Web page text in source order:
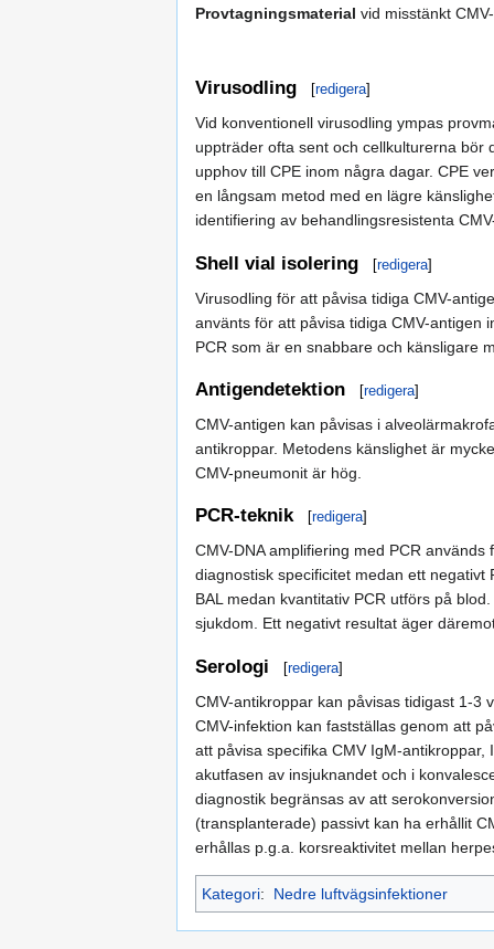
Provtagningsmaterial vid misstänkt
Virusodling [redigera]
Vid konventionell virusodling ympas
uppträder ofta sent och cellkulturerna bör
upphov till CPE inom några dagar. CPE
en långsam metod med en lägre
identifiering av behandlingsresistenta
Shell vial isolering [redigera]
Virusodling för att påvisa tidiga CMV-
använts för att påvisa tidiga CMV-antigen
PCR som är en snabbare och känsligare
Antigendetektion [redigera]
CMV-antigen kan påvisas i
antikroppar. Metodens känslighet är
CMV-pneumonit är hög.
PCR-teknik [redigera]
CMV-DNA amplifiering med PCR
diagnostisk specificitet medan ett negativt
BAL medan kvantitativ PCR utförs på
sjukdom. Ett negativt resultat äger
Serologi [redigera]
CMV-antikroppar kan påvisas tidigast 1-3
CMV-infektion kan fastställas genom att
att påvisa specifika CMV IgM-
akutfasen av insjuknandet och i
diagnostik begränsas av att
(transplanterade) passivt kan ha erhållit
erhållas p.g.a. korsreaktivitet mellan
Kategori: Nedre luftvägsinfektioner